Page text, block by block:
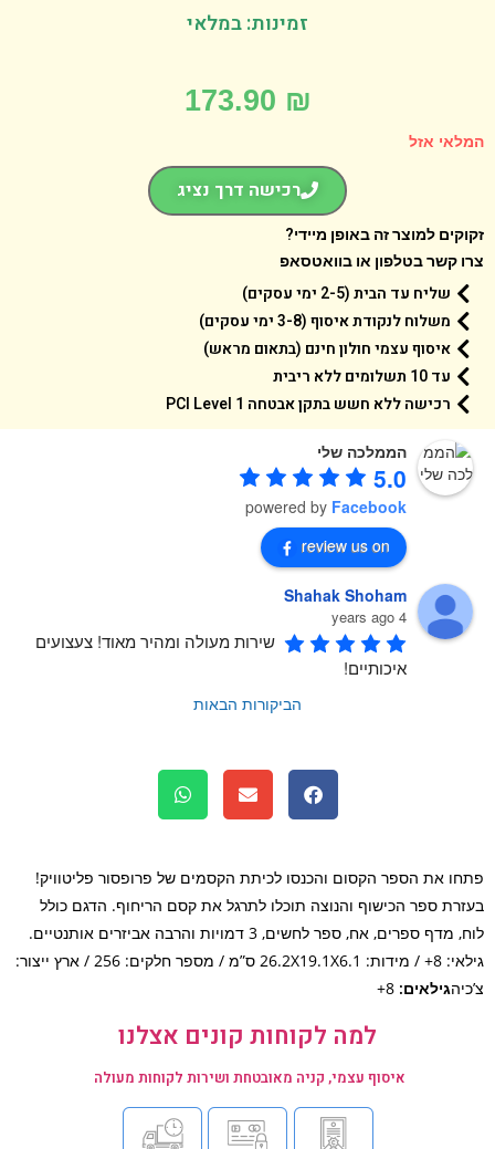
זמינות: במלאי
173.90
אזל
רכישה דרך נציג
למוצר זה באופן מיידי?
קשר בטלפון או בוואטסאפ
שליח עד הבית (2-5 ימי עסקים)
משלוח לנקודת איסוף (3-8 ימי עסקים)
איסוף עצמי חולון חינם (בתאום מראש)
עד 10 תשלומים ללא ריבית
רכישה ללא חשש בתקן אבטחה 1 PCI Level
הממלכה שלי
5.0
powered byFacebook
review us on
Shahak Shoham
4 years ago
שירות מעולה ומהיר מאוד! צעצועים
איכותיים!
הביקורות הבאות
את הספר הקסום והכנסו לכיתת הקסמים של פרופסור פליטוויק!
ספר הכישוף והנוצה תוכלו לתרגל את קסם הריחוף. הדגם כולל
לוח, מדף ספרים, אח, ספר לחשים, 3 דמויות והרבה אביזרים אותנטיים.
גילאי: 8+ / מידות: 26.2X19.1X6.1 ס”מ / מספר חלקים: 256 / ארץ ייצור:
גילאים:8+
למה לקוחות קונים אצלנו
איסוף עצמי, קניה מאובטחת ושירות לקוחות מעולה